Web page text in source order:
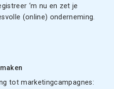
‘m nu en zet je
(online) onderneming.
tot marketingcampagnes: